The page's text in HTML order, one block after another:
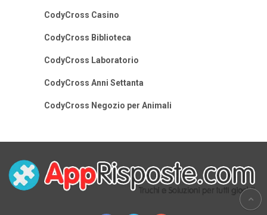
CodyCross Casino
CodyCross Biblioteca
CodyCross Laboratorio
CodyCross Anni Settanta
CodyCross Negozio per Animali